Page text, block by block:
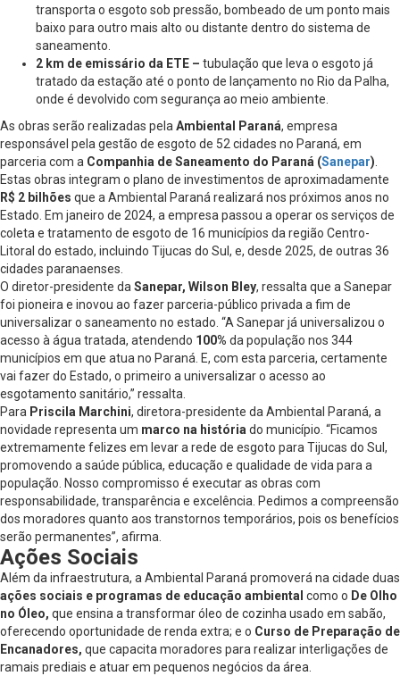
transporta o esgoto sob pressão, bombeado de um ponto mais
baixo para outro mais alto ou distante dentro do sistema de
saneamento.
2 km de emissário da ETE – tubulação que leva o esgoto já
tratado da estação até o ponto de lançamento no Rio da Palha,
onde é devolvido com segurança ao meio ambiente.
As obras serão realizadas pela Ambiental Paraná, empresa
responsável pela gestão de esgoto de 52 cidades no Paraná, em
parceria com a Companhia de Saneamento do Paraná (Sanepar)
Estas obras integram o plano de investimentos de aproximadamente
R$ 2 bilhões que a Ambiental Paraná realizará nos próximos anos no
Estado. Em janeiro de 2024, a empresa passou a operar os serviços de
coleta e tratamento de esgoto de 16 municípios da região Centro-
Litoral do estado, incluindo Tijucas do Sul, e, desde 2025, de outras 36
cidades paranaenses.
O diretor-presidente da Sanepar, Wilson Bley, ressalta que a Sanepar
foi pioneira e inovou ao fazer parceria-público privada a fim de
universalizar o saneamento no estado. “A Sanepar já universalizou o
acesso à água tratada, atendendo 100% da população nos 344
municípios em que atua no Paraná. E, com esta parceria, certamente
vai fazer do Estado, o primeiro a universalizar o acesso ao
esgotamento sanitário,” ressalta.
Para Priscila Marchini, diretora-presidente da Ambiental Paraná, a
novidade representa um marco na história do município. “Ficamos
extremamente felizes em levar a rede de esgoto para Tijucas do Sul,
promovendo a saúde pública, educação e qualidade de vida para a
população. Nosso compromisso é executar as obras com
responsabilidade, transparência e excelência. Pedimos a compreensão
dos moradores quanto aos transtornos temporários, pois os benefícios
serão permanentes”, afirma.
Ações Sociais
Além da infraestrutura, a Ambiental Paraná promoverá na cidade duas
ações sociais e programas de educação ambiental como o De Olho
no Óleo, que ensina a transformar óleo de cozinha usado em sabão,
oferecendo oportunidade de renda extra; e o Curso de Preparação de
Encanadores, que capacita moradores para realizar interligações de
ramais prediais e atuar em pequenos negócios da área.